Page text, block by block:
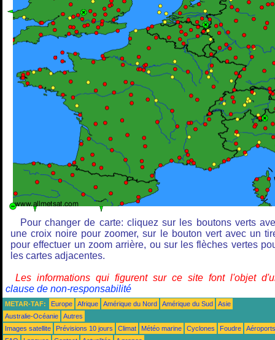
Pour changer de carte: cliquez sur les boutons verts
une croix noire pour zoomer, sur le bouton vert avec un
pour effectuer un zoom arrière, ou sur les flèches vertes
les cartes adjacentes.
Les informations qui figurent sur ce site font l'objet
clause de non-responsabilité
METAR-TAF: Europe Afrique Amérique du Nord Amérique du Sud
Asie
Australie-Océanie
Autres
Images satellite
Prévisions 10 jours Climat Météo marine Cyclones Foudre
Aéroports